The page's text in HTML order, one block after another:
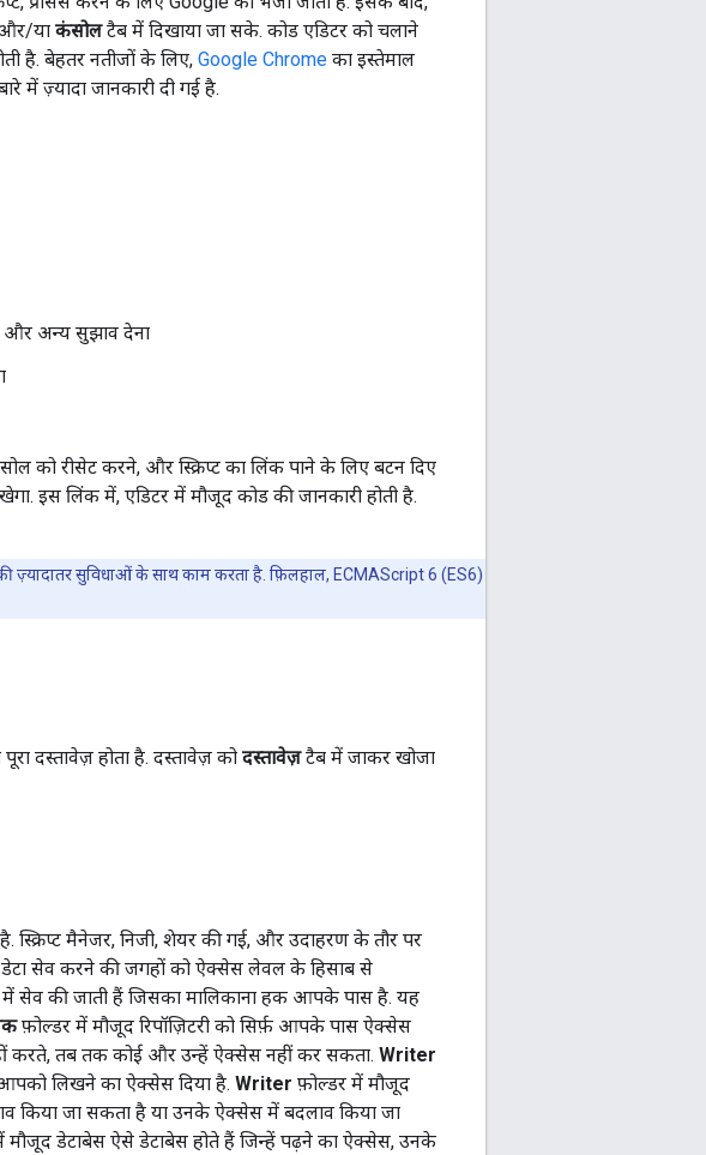
या कंसोलटैब में दिखाया जा सके. कोड एडिटर को चलाने
है. बेहतर नतीजों के लिए, Google Chrome का इस्तेमाल
में ज़्यादा जानकारी दी गई है.
और अन्य सुझाव देना
को रीसेट करने, और स्क्रिप्ट का लिंक पाने के लिए बटन दिए
इस लिंक में, एडिटर में मौजूद कोड की जानकारी होती है.
ज़्यादातर सुविधाओं के साथ काम करता है. फ़िलहाल, ECMAScript 6 (ES6)
दस्तावेज़ होता है. दस्तावेज़ को दस्तावेज़टैब में जाकर खोजा
स्क्रिप्ट मैनेजर, निजी, शेयर की गई, और उदाहरण के तौर पर
डेटा सेव करने की जगहों को ऐक्सेस लेवल के हिसाब से
में सेव की जाती हैं जिसका मालिकाना हक आपके पास है. यह
फ़ोल्डर में मौजूद रिपॉज़िटरी को सिर्फ़ आपके पास ऐक्सेस
करते, तब तक कोई और उन्हें ऐक्सेस नहीं कर सकता. Writer
लिखने का ऐक्सेस दिया है. Writer फ़ोल्डर में मौजूद
किया जा सकता है या उनके ऐक्सेस में बदलाव किया जा
मौजूद डेटाबेस ऐसे डेटाबेस होते हैं जिन्हें पढ़ने का ऐक्सेस, उनके